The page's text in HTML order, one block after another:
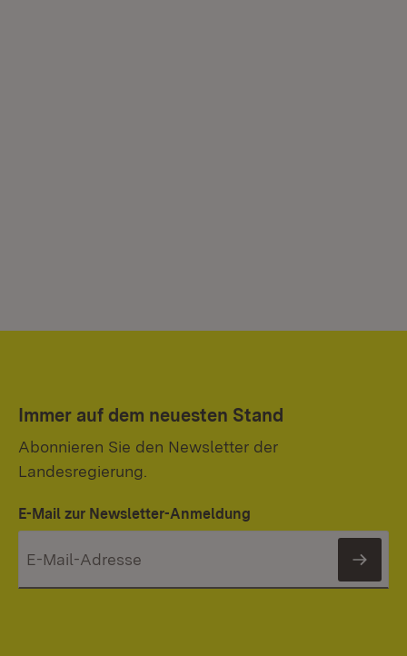
Immer auf dem neuesten Stand
Abonnieren Sie den Newsletter der
Landesregierung.
E-Mail zur Newsletter-Anmeldung